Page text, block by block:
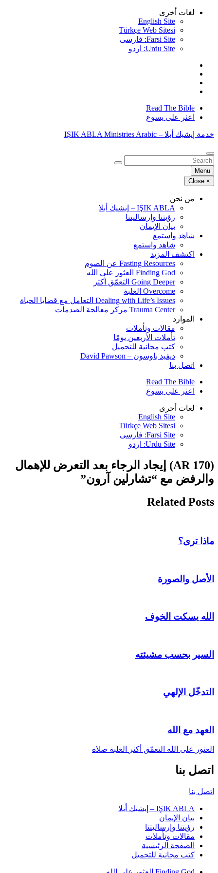
Skip
لغات أخرى
English Site
Türkçe Web Sitesi
Farsi Site: فارسی
Urdu Site: اردو
Read The Bible
اعثر على يسوع
خدمة إيشيك أبلا – IŞIK ABLA Ministries Arabic
البحث
عن:
Menu
×
من نحن
IŞIK ABLA – إيشيك أبلا
رؤيتنا وإرساليتنا
بيان الإيمان
شاهد واستمع
شاهد واستمع
اكتشف المزيد
Fasting Resources عن الصوم
Finding God العثور على الله
Going Deeper التعمّق أكثر
Overcome الغلبة
Dealing with Life’s Issues التعامل مع قضايا الحياة
Trauma Center مركز معالجة الصدمات
الموارد
مقالات وتأملات
تأملات الأربعين يومًا
كتب مجانية للتحميل
ديفيد باوسون – David Pawson
اتصل بنا
Read The Bible
اعثر على يسوع
لغات أخرى
English Site
Türkçe Web Sitesi
Farsi Site: فارسی
Urdu Site: اردو
(AR 170) إيجاد الرجاء بعد التعرض للإهمال
والرفض مع “تشارلين آرون”
Related Posts
ماذا ترى؟
الأصل والصورة
الله يسكت الخوف
السير بحسب مشيئته
التدخّل الإلهي
العهد مع الله
العثور على الله التعمّق أكثر الغلبة صلاة
اتصل بنا
اتصل بنا
IŞIK ABLA – إيشيك أبلا
بيان الإيمان
رؤيتنا وإرساليتنا
مقالات وتأملات
الصفحة الرئيسية
كتب مجانية للتحميل